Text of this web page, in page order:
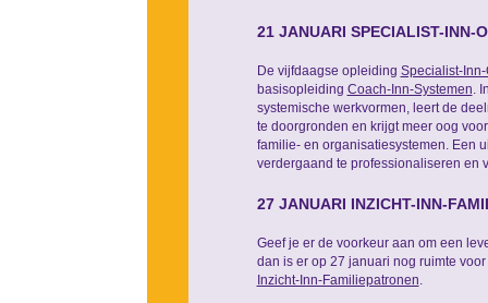
21 JANUARI SPECIALIST-INN-
De vijfdaagse opleiding Specialist-
basisopleiding Coach-Inn-Systemen.
systemische werkvormen, leert de
te doorgronden en krijgt meer oog
familie- en organisatiesystemen. Een
verdergaand te professionaliseren en
27 JANUARI INZICHT-INN-
Geef je er de voorkeur aan om een
dan is er op 27 januari nog ruimte
Inzicht-Inn-Familiepatronen.